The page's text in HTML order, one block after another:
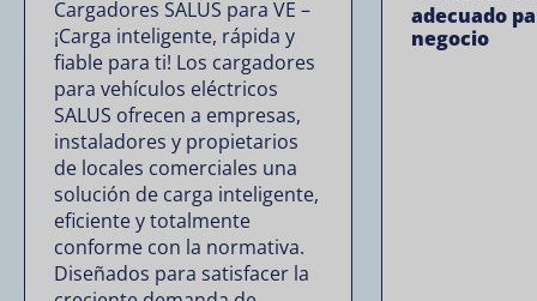
Cargadores SALUS para VE –
¡Carga inteligente, rápida y
fiable para ti! Los cargadores
para vehículos eléctricos
SALUS ofrecen a empresas,
instaladores y propietarios
de locales comerciales una
solución de carga inteligente,
eficiente y totalmente
conforme con la normativa.
Diseñados para satisfacer la
adecuado
negocio